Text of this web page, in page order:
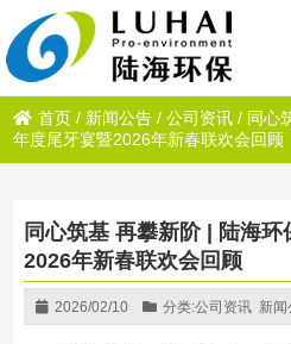
首页 / 新闻公告 /公司资讯 / 同心
年度尾牙宴暨2026年新春联欢会回顾
同心筑基 再攀新阶 | 陆海
2026年新春联欢会回顾
2026/02/10 分类:公司资讯 新闻